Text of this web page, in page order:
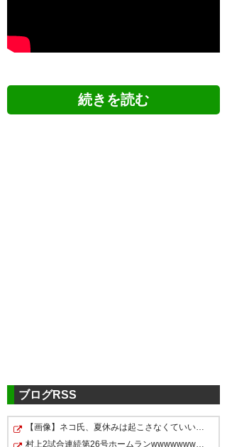
勝ったー！ ジンクス終わった！
信じられないけど、6-0でエスパ
ブログRSS
【画像】ネコ氏、夏休みは起こさなくていいからねと伝え…
村上2試合連続第26号ホームランwwwwwwwwwwwwwwwwwwwwwwww…